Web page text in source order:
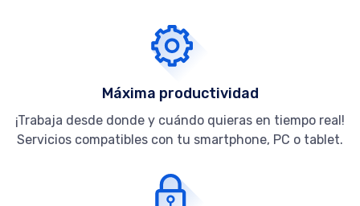
Máxima productividad
¡Trabaja desde donde y cuándo quieras en tiempo real!
Servicios compatibles con tu smartphone, PC o tablet.